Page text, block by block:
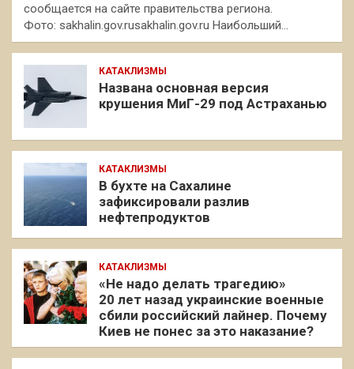
сообщается на сайте правительства региона.
Фото: sakhalin.gov.rusakhalin.gov.ru Наибольший…
КАТАКЛИЗМЫ
Названа основная версия
крушения МиГ-29 под Астраханью
КАТАКЛИЗМЫ
В бухте на Сахалине
зафиксировали разлив
нефтепродуктов
КАТАКЛИЗМЫ
«Не надо делать трагедию»
20 лет назад украинские военные
сбили российский лайнер. Почему
Киев не понес за это наказание?